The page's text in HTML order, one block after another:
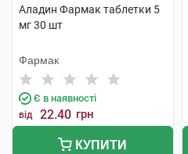
Аладин Фармак таблетки 5
мг 30 шт
Фармак
Є в наявності
від 22.40 грн
КУПИТИ